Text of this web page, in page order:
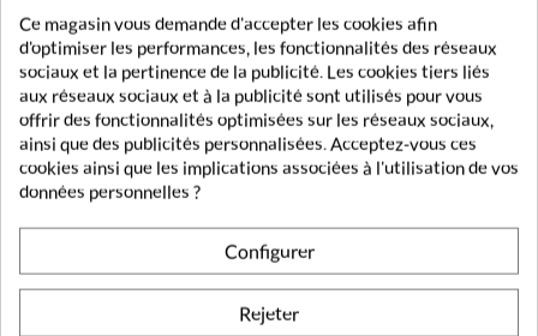
Sodium: 0.39 %
Magnesium: 0.088 %
Taurine: 0.26 %
Vitamine A: 123485 IU/kg
Vitamine C: 105 ppm
Vitamine D: 801 IU/kg
Vitamine E: 726 IU/kg
Total Omega-3 FA: 1.27 %
Total Omega-6 FA: 3.63 %
Ce magasin vous demande d'accepter les cookies afin
d'optimiser les performances, les fonctionnalités des réseaux
sociaux et la pertinence de la publicité. Les cookies tiers liés
aux réseaux sociaux et à la publicité sont utilisés pour vous
offrir des fonctionnalités optimisées sur les réseaux sociaux,
ainsi que des publicités personnalisées. Acceptez-vous ces
cookies ainsi que les implications associées à l'utilisation de vos
données personnelles ?
Configurer
Rejeter